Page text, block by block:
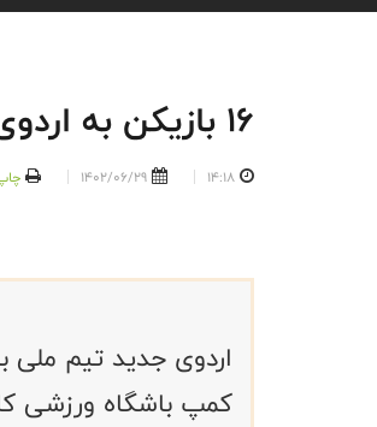
۱۶ بازیکن به اردوی تیم ملی بسکتبال جوانان ۲۰۲۴ دعوت شدند
14:18
1402/06/29
کمپ باشگاه ورزشی